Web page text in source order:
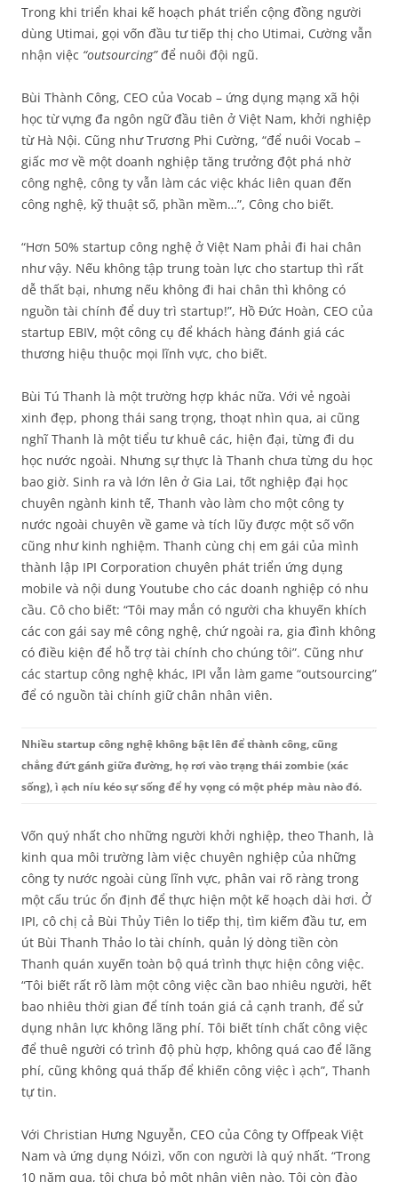
Trong khi triển khai kế hoạch phát triển cộng đồng người
dùng Utimai, gọi vốn đầu tư tiếp thị cho Utimai, Cường vẫn
nhận việc “outsourcing”để nuôi đội ngũ.
Bùi Thành Công, CEO của Vocab – ứng dụng mạng xã hội
học từ vựng đa ngôn ngữ đầu tiên ở Việt Nam, khởi nghiệp
từ Hà Nội. Cũng như Trương Phi Cường, “để nuôi Vocab –
giấc mơ về một doanh nghiệp tăng trưởng đột phá nhờ
công nghệ, công ty vẫn làm các việc khác liên quan đến
công nghệ, kỹ thuật số, phần mềm…”, Công cho biết.
“Hơn 50% startup công nghệ ở Việt Nam phải đi hai chân
như vậy. Nếu không tập trung toàn lực cho startup thì rất
dễ thất bại, nhưng nếu không đi hai chân thì không có
nguồn tài chính để duy trì startup!”, Hồ Đức Hoàn, CEO của
startup EBIV, một công cụ để khách hàng đánh giá các
thương hiệu thuộc mọi lĩnh vực, cho biết.
Bùi Tú Thanh là một trường hợp khác nữa. Với vẻ ngoài
xinh đẹp, phong thái sang trọng, thoạt nhìn qua, ai cũng
nghĩ Thanh là một tiểu tư khuê các, hiện đại, từng đi du
học nước ngoài. Nhưng sự thực là Thanh chưa từng du học
bao giờ. Sinh ra và lớn lên ở Gia Lai, tốt nghiệp đại học
chuyên ngành kinh tế, Thanh vào làm cho một công ty
nước ngoài chuyên về game và tích lũy được một số vốn
cũng như kinh nghiệm. Thanh cùng chị em gái của mình
thành lập IPI Corporation chuyên phát triển ứng dụng
mobile và nội dung Youtube cho các doanh nghiệp có nhu
cầu. Cô cho biết: “Tôi may mắn có người cha khuyến khích
các con gái say mê công nghệ, chứ ngoài ra, gia đình không
có điều kiện để hỗ trợ tài chính cho chúng tôi”. Cũng như
các startup công nghệ khác, IPI vẫn làm game “outsourcing”
để có nguồn tài chính giữ chân nhân viên.
Nhiều startup công nghệ không bật lên để thành công, cũng
chẳng đứt gánh giữa đường, họ rơi vào trạng thái zombie (xác
sống), ì ạch níu kéo sự sống để hy vọng có một phép màu nào đó.
Vốn quý nhất cho những người khởi nghiệp, theo Thanh, là
kinh qua môi trường làm việc chuyên nghiệp của những
công ty nước ngoài cùng lĩnh vực, phân vai rõ ràng trong
một cấu trúc ổn định để thực hiện một kế hoạch dài hơi. Ở
IPI, cô chị cả Bùi Thủy Tiên lo tiếp thị, tìm kiếm đầu tư, em
út Bùi Thanh Thảo lo tài chính, quản lý dòng tiền còn
Thanh quán xuyến toàn bộ quá trình thực hiện công việc.
“Tôi biết rất rõ làm một công việc cần bao nhiêu người, hết
bao nhiêu thời gian để tính toán giá cả cạnh tranh, để sử
dụng nhân lực không lãng phí. Tôi biết tính chất công việc
để thuê người có trình độ phù hợp, không quá cao để lãng
phí, cũng không quá thấp để khiến công việc ì ạch”, Thanh
tự tin.
Với Christian Hưng Nguyễn, CEO của Công ty Offpeak Việt
Nam và ứng dụng Nóizì, vốn con người là quý nhất. “Trong
10 năm qua, tôi chưa bỏ một nhân viên nào. Tôi còn đào